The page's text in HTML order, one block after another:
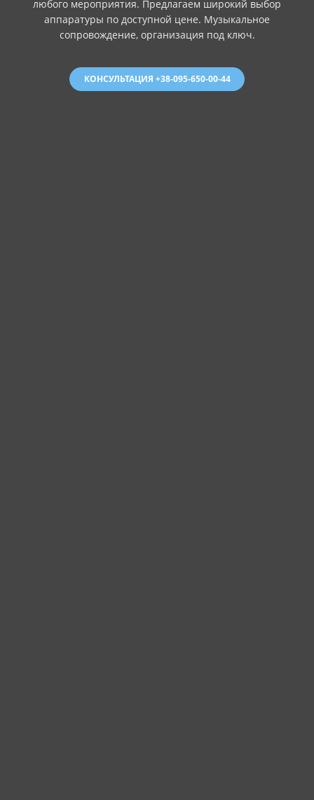
любого мероприятия. Предлагаем широкий выбор
аппаратуры по доступной цене. Музыкальное
сопровождение, организация под ключ.
КОНСУЛЬТАЦИЯ +38-095-650-00-44